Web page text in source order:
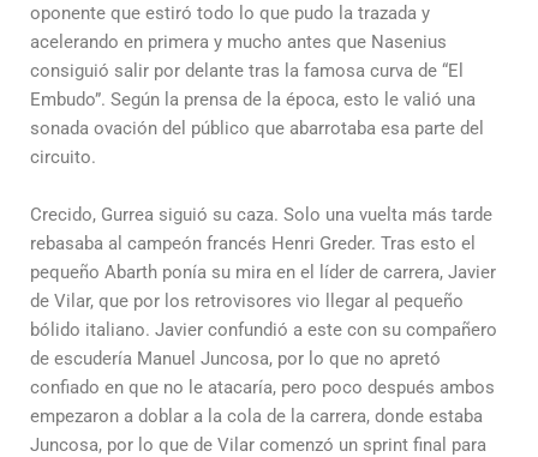
oponente que estiró todo lo que pudo la trazada y
acelerando en primera y mucho antes que Nasenius
consiguió salir por delante tras la famosa curva de “El
Embudo”. Según la prensa de la época, esto le valió una
sonada ovación del público que abarrotaba esa parte del
circuito.
Crecido, Gurrea siguió su caza. Solo una vuelta más tarde
rebasaba al campeón francés Henri Greder. Tras esto el
pequeño Abarth ponía su mira en el líder de carrera, Javier
de Vilar, que por los retrovisores vio llegar al pequeño
bólido italiano. Javier confundió a este con su compañero
de escudería Manuel Juncosa, por lo que no apretó
confiado en que no le atacaría, pero poco después ambos
empezaron a doblar a la cola de la carrera, donde estaba
Juncosa, por lo que de Vilar comenzó un sprint final para